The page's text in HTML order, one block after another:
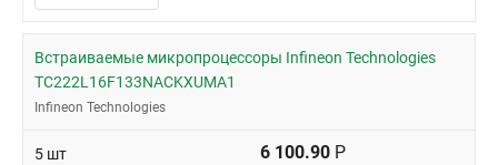
Встраиваемые микропроцессоры Infineon Technologies
TC222L16F133NACKXUMA1
Infineon Technologies
5 шт 6 100.90 Р